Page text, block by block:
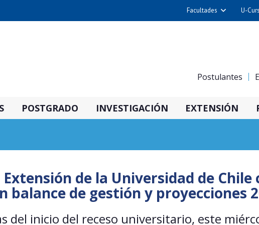
Facultades
Cs. Químicas y
Derecho
Nutrición y
Alimentos
U-
Postulantes
POSTGRADO INVESTIGACIÓN EXTENSIÓN
Extensión de la Universidad de Chile
balance de gestión y proyecciones
del inicio del receso universitario, este